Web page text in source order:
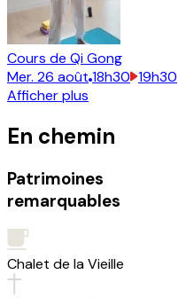
Cours de Qi Gong
Mer. 26 août 18h30 19h30
Afficher plus
En chemin
Patrimoines
remarquables
Chalet de la Vieille